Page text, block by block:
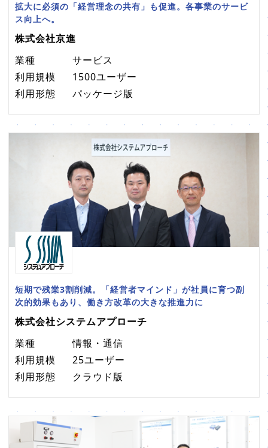
拡大に必須の「経営理念の共有」も促進。各事業のサービ
ス向上へ。
株式会社京進
業種
サービス
利用規模
1500ユーザー
利用形態
パッケージ版
短期で残業3割削減。「経営者マインド」が社員に育つ副
次的効果もあり、働き方改革の大きな推進力に
株式会社システムアプローチ
業種
情報・通信
利用規模
25ユーザー
利用形態
クラウド版